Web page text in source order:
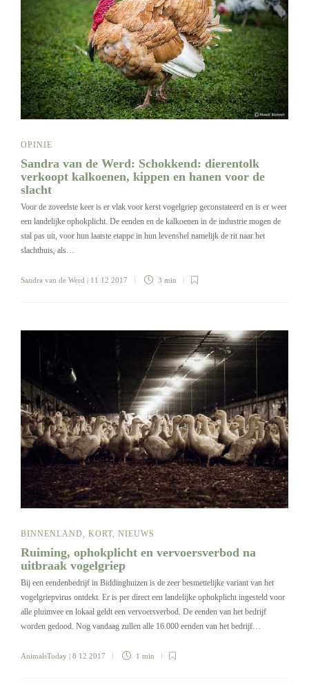
OPINIE
Sandra van de Werd: Schokkend: dierentolk
verkoopt kalkoenen, kippen en hanen voor de
slacht
Voor de zoveelste keer is er vlak voor kerst vogelgriep geconstateerd en is er weer
een landelijke ophokplicht. De eenden en de kalkoenen in de industrie mogen de
stal pas uit, voor hun laatste etappe in hun levenshel namelijk de rit naar het
slachthuis, als…
Sandra van de Werd | 11 12 2017 3 min
BINNENLAND, KORT, NIEUWS
Ruiming, ophokplicht en vervoersverbod na
uitbraak vogelgriep
Bij een eendenbedrijf in Biddinghuizen is de zeer besmettelijke variant van het
vogelgriepvirus ontdekt. Er is per direct een landelijke ophokplicht ingesteld voor
alle pluimvee en lokaal geldt een vervoersverbod. De eenden van het bedrijf
worden gedood. Nog vandaag zullen alle 16.000 eenden van het bedrijf…
AnimalsToday | 8 12 2017 1 min